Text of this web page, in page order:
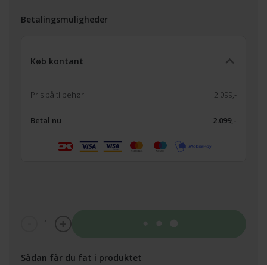
Betalingsmuligheder
Køb kontant
Pris på tilbehør 2.099,-
Betal nu 2.099,-
1
Sådan får du fat i produktet